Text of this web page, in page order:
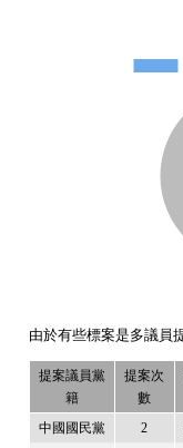
由於有些標案是多議員
提案議員黨
籍
提案次
數
中國國民黨 2